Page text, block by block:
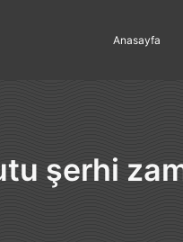
Anasayfa
şerhi